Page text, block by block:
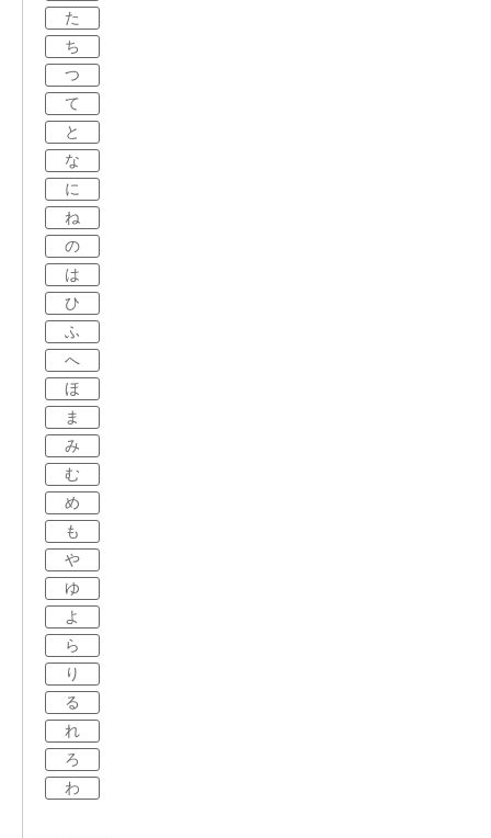
た
ち
つ
て
と
な
に
ね
の
は
ひ
ふ
へ
ほ
ま
み
む
め
も
や
ゆ
よ
ら
り
る
れ
ろ
わ